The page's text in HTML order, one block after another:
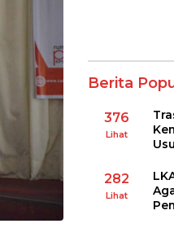
Berita
376
Lihat
282
Lihat